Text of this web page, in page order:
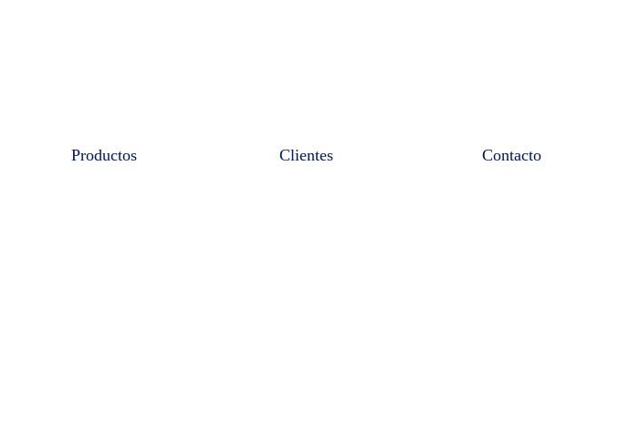
Productos Clientes Contacto